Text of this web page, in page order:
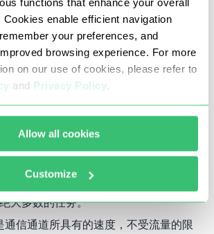
Cookies enable efficient navigation
your preferences, and
browsing experience. For more
on our use of cookies, please refer to
and Privacy Policy.
Allow all cookies
Customize
门为各种任务配置私人代理服务器，包
我们所有的IP地址都是非常先进的，对
方软件同样有效。
和Socks5连接协议的可能性这使得它们
大多数的任务。
通信通道所具有的速度，不受流量的限